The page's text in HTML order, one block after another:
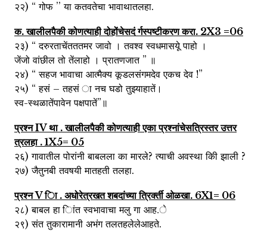
२२) “ गोफ ’’ या कतवतेचा भावाथातलहा.
क. खालीलपैकी कोणत्याही दोहोंचेसदं र्गस्पष्टीकरण करा. 2X3 =06
२३) “ दरुरताचेंतततमर जावो । तवश्व स्वधमासयूे पाहो ।
जेंजो वांछील तो तेंलाहो । प्रातणजात ” ॥
२४) “ सहज भावाचा आत्मैक्य कूडलसंगमदेव एकच देव !”
२५) “ हसं – तहसं ा नच घडो तुझ्याहातें।
स्व-स्थळातेंपावेन पक्षपातें”॥
प्रश्न IV था . खालीलपैकी कोणत्याही एका प्रश्नांचेसत्रिस्तर उत्तर
त्रलहा . 1X5= 05
२६) गावातील पोरांनी बाबलला का मारले? त्याची अवस्था किी झाली ?
२७) जैतुनबी तवषयी मातहती तलहा.
प्रश्न V िा . अधोरेत्रखत शबदांच्या त्रिर्क्ती ओळखा. 6X1= 06
२८) बाबल हा िांत स्वभावाचा मलु गा आह.े
२९) संत तुकारामानी अभंग तलतहलेलेआहते.